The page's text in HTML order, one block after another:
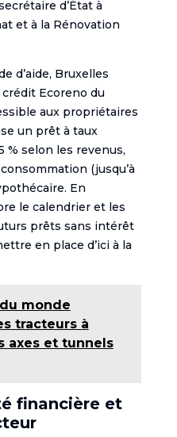
d’État à
et à la Rénovation
d’aide, Bruxelles
Ecoreno du
aux propriétaires
un prêt à taux
% selon les revenus,
(jusqu’à
En
le calendrier et les
prêts sans intérêt
en place d’ici à la
monde
tracteurs à
axes et tunnels
financière et